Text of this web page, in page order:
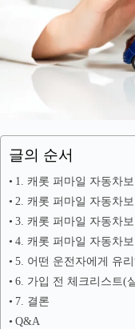
글의 순서
1. 캐롯 퍼마일 자동차
2. 캐롯 퍼마일 자동차
3. 캐롯 퍼마일 자동차
4. 캐롯 퍼마일 자동차
5. 어떤 운전자에게 유
6. 가입 전 체크리스트(
7. 결론
Q&A